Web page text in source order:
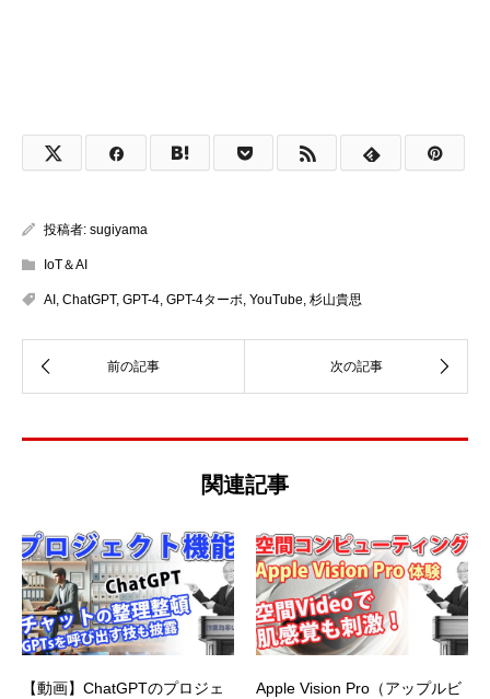
投稿者: sugiyama
IoT＆AI
AI , ChatGPT, GPT-4, GPT-4ターボ, YouTube, 杉山貴思
関連記事
【動画】ChatGPTのプロジェ
Apple Vision Pro（アップルビ